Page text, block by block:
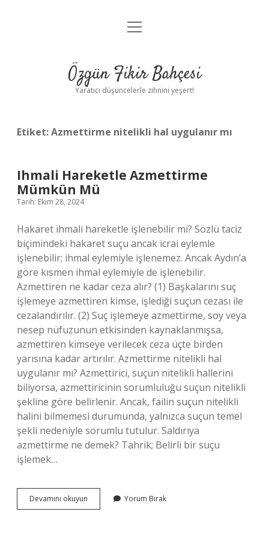
Anasayfa
Yasal Uyarı
menüyü
Özgün Fikir Bahçesi
Yaratıcı düşüncelerle zihnini yeşert!
Etiket:Azmettirme nitelikli hal uygulanır mı
Ihmali Hareketle Azmettirme
Mümkün Mü
Tarih: Ekim 28, 2024
Hakaret ihmali hareketle işlenebilir mi? Sözlü taciz
biçimindeki hakaret suçu ancak icrai eylemle
işlenebilir; ihmal eylemiyle işlenemez. Ancak Aydın’a
göre kısmen ihmal eylemiyle de işlenebilir.
Azmettiren ne kadar ceza alır? (1) Başkalarını suç
işlemeye azmettiren kimse, işlediği suçun cezası ile
cezalandırılır. (2) Suç işlemeye azmettirme, soy veya
nesep nüfuzunun etkisinden kaynaklanmışsa,
azmettiren kimseye verilecek ceza üçte birden
yarısına kadar artırılır. Azmettirme nitelikli hal
uygulanır mı? Azmettirici, suçun nitelikli hallerini
biliyorsa, azmettiricinin sorumluluğu suçun nitelikli
şekline göre belirlenir. Ancak, failin suçun nitelikli
halini bilmemesi durumunda, yalnızca suçun temel
şekli nedeniyle sorumlu tutulur. Saldırıya
azmettirme ne demek? Tahrik; Belirli bir suçu
işlemek…
Devamını okuyun
Hareketle
Yorum Bırak